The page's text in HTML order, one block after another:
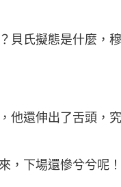
貝氏擬態是什麼，
他還伸出了舌頭，
下場還慘兮兮呢！